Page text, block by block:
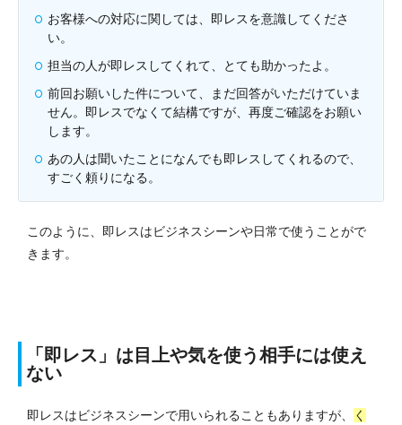
お客様への対応に関しては、即レスを意識してくださ
い。
担当の人が即レスしてくれて、とても助かったよ。
前回お願いした件について、まだ回答がいただけていま
せん。即レスでなくて結構ですが、再度ご確認をお願い
します。
あの人は聞いたことになんでも即レスしてくれるので、
すごく頼りになる。
このように、即レスはビジネスシーンや日常で使うことがで
きます。
「即レス」は目上や気を使う相手には使え
ない
即レスはビジネスシーンで用いられることもありますが、
く